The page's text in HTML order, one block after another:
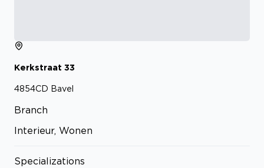
Kerkstraat 33
4854CD Bavel
Branch
Interieur, Wonen
Specializations